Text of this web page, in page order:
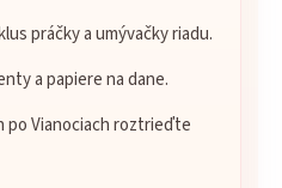
práčky a umývačky riadu.
a papiere na dane.
po Vianociach roztrieďte